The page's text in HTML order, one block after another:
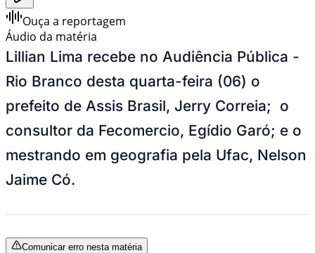
Ouça a reportagem
Áudio da matéria
Lillian Lima recebe no Audiência Pública -
Rio Branco desta quarta-feira (06) o
prefeito de Assis Brasil, Jerry Correia; o
consultor da Fecomercio, Egídio Garó; e o
mestrando em geografia pela Ufac, Nelson
Jaime Có.
Comunicar erro nesta matéria